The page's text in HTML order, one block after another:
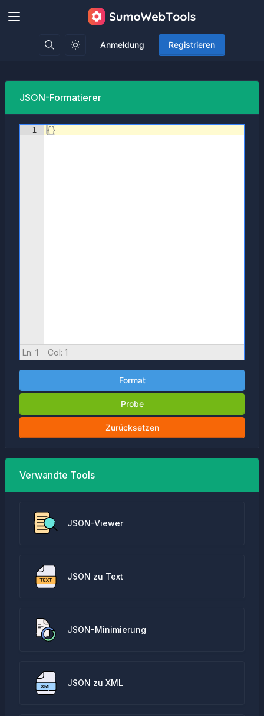
Anmeldung Registrieren
JSON-Formatierer
1 {}
Ln: 1 Col: 1
Format
Probe
Zurücksetzen
Verwandte Tools
JSON-Viewer
JSON zu Text
JSON-Minimierung
JSON zu XML